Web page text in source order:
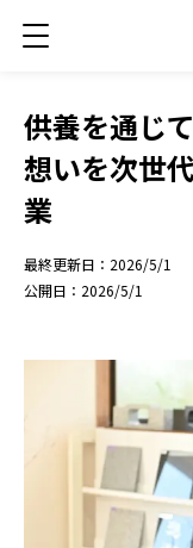
供養を通じ
想いを次世
業
最終更新日： 2026/5/1
公開日： 2026/5/1